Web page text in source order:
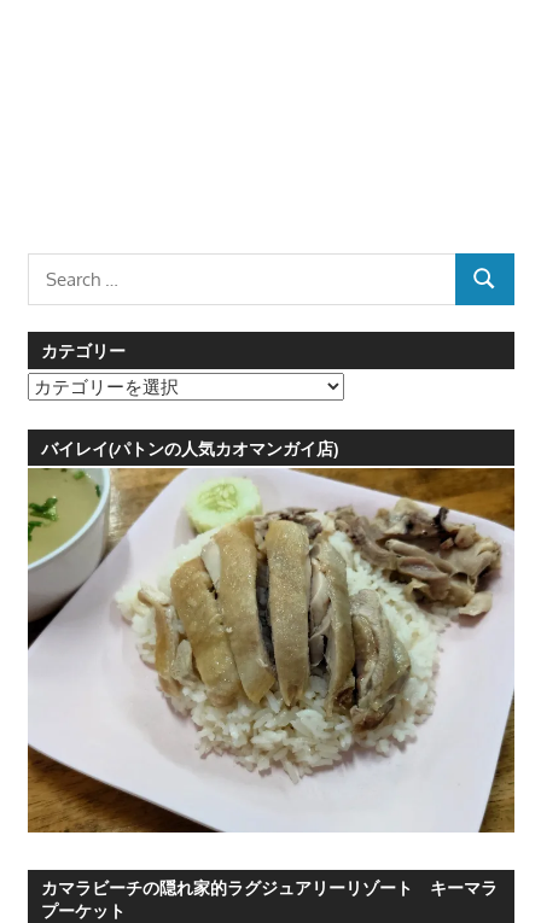
SEARCH
カテゴリー
カ
ゴ
ー
バイレイ(パトンの人気カオマンガイ店)
カマラビーチの隠れ家的ラグジュアリーリゾート キーマラ
プーケット